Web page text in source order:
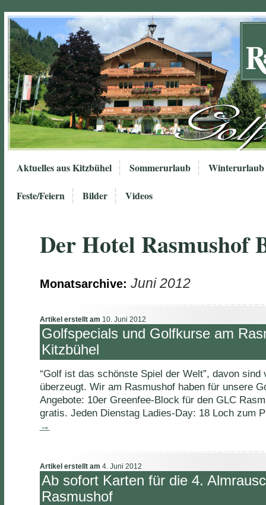
Aktuelles aus Kitzbühel Sommerurlaub Winterurlaub
Feste/Feiern Bilder Videos
Der Hotel Rasmushof
Monatsarchive: Juni 2012
Artikel erstellt am 10. Juni 2012
Golfspecials und Golfkurse am
Kitzbühel
“Golf ist das schönste Spiel der Welt”, davon sind
überzeugt. Wir am Rasmushof haben für unsere
Angebote: 10er Greenfee-Block für den GLC
gratis. Jeden Dienstag Ladies-Day: 18 Loch zum
→
Artikel erstellt am 4. Juni 2012
Ab sofort Karten für die 4.
Rasmushof